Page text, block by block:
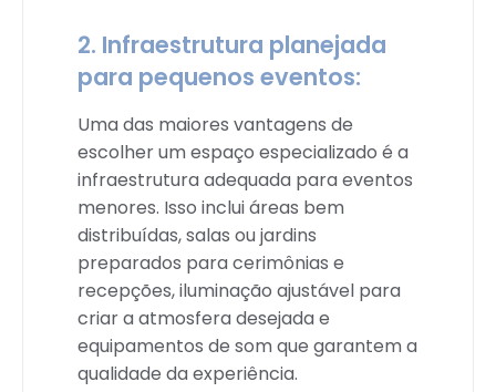
2. Infraestrutura planejada
para pequenos eventos:
Uma das maiores vantagens de
escolher um espaço especializado é a
infraestrutura adequada para eventos
menores. Isso inclui áreas bem
distribuídas, salas ou jardins
preparados para cerimônias e
recepções, iluminação ajustável para
criar a atmosfera desejada e
equipamentos de som que garantem a
qualidade da experiência.